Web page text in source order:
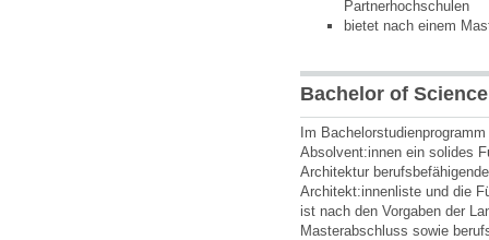
Partnerhochschulen
bietet nach einem
Bachelor of
Im
Absolvent:innen ein solides
Architektur
Architekt:innenliste und die
ist nach den Vorgaben der
Masterabschluss sowie